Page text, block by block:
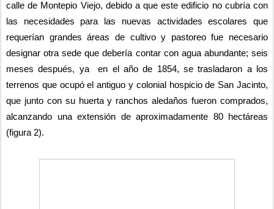
calle de Montepio Viejo, debido a que este edificio no cubría con
las necesidades para las nuevas actividades escolares que
requerían grandes áreas de cultivo y pastoreo fue necesario
designar otra sede que debería contar con agua abundante; seis
meses después, ya  en el año de 1854, se trasladaron a los
terrenos que ocupó el antiguo y colonial hospicio de San Jacinto,
que junto con su huerta y ranchos aledaños fueron comprados,
alcanzando una extensión de aproximadamente 80 hectáreas
(figura 2).